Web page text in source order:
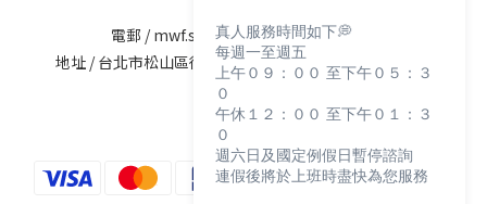
電郵 / mwf.service@maywufa.com.tw
地址 / 台北市松山區復興北路167號5樓(無提供現場販售)
真人服務時間如下💭
每週一至週五
上午０９：００ 至下午０５：３
０
午休１２：００ 至下午０１：３
０
週六日及國定例假日暫停諮詢
連假後將於上班時盡快為您服務